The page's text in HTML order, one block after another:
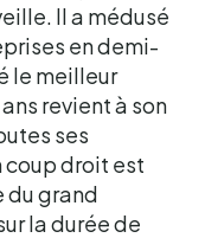
Il a médusé
en demi-
le meilleur
revient à son
ses
coup droit est
du grand
la durée de